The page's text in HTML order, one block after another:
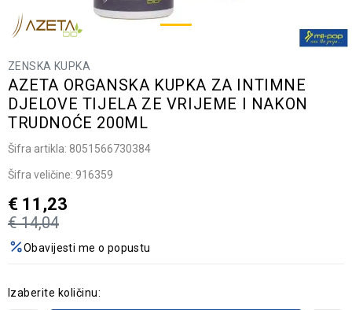
ZENSKA KUPKA
AZETA ORGANSKA KUPKA ZA INTIMNE
DJELOVE TIJELA ZE VRIJEME I NAKON
TRUDNOĆE 200ML
Šifra artikla: 8051566730384
Šifra veličine: 916359
€ 14,04
€ 11,23
Obavijesti me o popustu
Izaberite količinu: